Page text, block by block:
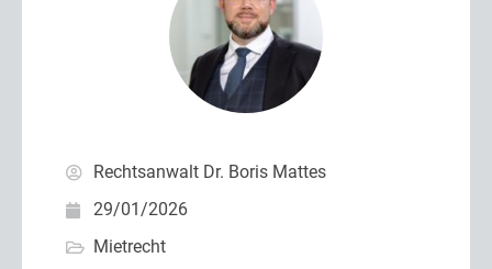
Rechtsanwalt Dr. Boris Mattes
29/01/2026
Mietrecht